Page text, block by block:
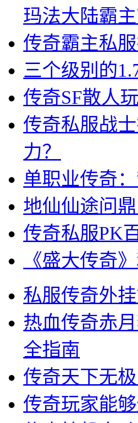
玛法大陆霸主
传奇霸主私
三个级别的
传奇SF散人
传奇私服战
力？
单职业传奇
地仙仙途问
传奇私服PK
《盛大传奇
私服传奇外
热血传奇赤
全指南
传奇天下无
传奇玩家能